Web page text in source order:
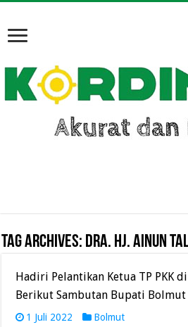
Tag Archives: Dra. Hj. Ainun
Hadiri Pelantikan Ketua TP PKK
Berikut Sambutan Bupati Bolmut
1 Juli 2022 Bolmut